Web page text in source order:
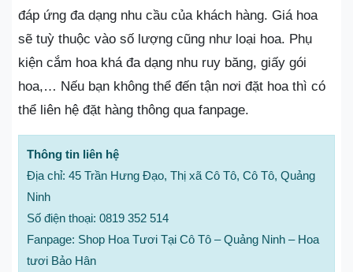
đáp ứng đa dạng nhu cầu của khách hàng. Giá hoa
sẽ tuỳ thuộc vào số lượng cũng như loại hoa. Phụ
kiện cắm hoa khá đa dạng nhu ruy băng, giấy gói
hoa,… Nếu bạn không thể đến tận nơi đặt hoa thì có
thể liên hệ đặt hàng thông qua fanpage.
Thông tin liên hệ
Địa chỉ: 45 Trần Hưng Đạo, Thị xã Cô Tô, Cô Tô, Quảng
Ninh
Số điện thoại: 0819 352 514
Fanpage: Shop Hoa Tươi Tại Cô Tô – Quảng Ninh – Hoa
tươi Bảo Hân